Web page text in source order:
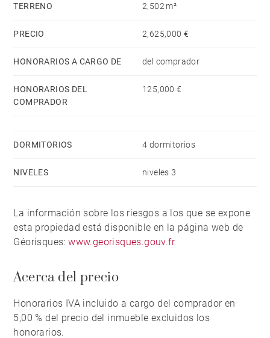
TERRENO 2,502 m²
PRECIO 2,625,000 €
HONORARIOS A CARGO DE del comprador
HONORARIOS DEL
COMPRADOR
125,000 €
DORMITORIOS 4 dormitorios
NIVELES niveles 3
La información sobre los riesgos a los que se expone
esta propiedad está disponible en la página web de
Géorisques:www.georisques.gouv.fr
Acerca del precio
Honorarios IVA incluido a cargo del comprador en
5,00 % del precio del inmueble excluidos los
honorarios.